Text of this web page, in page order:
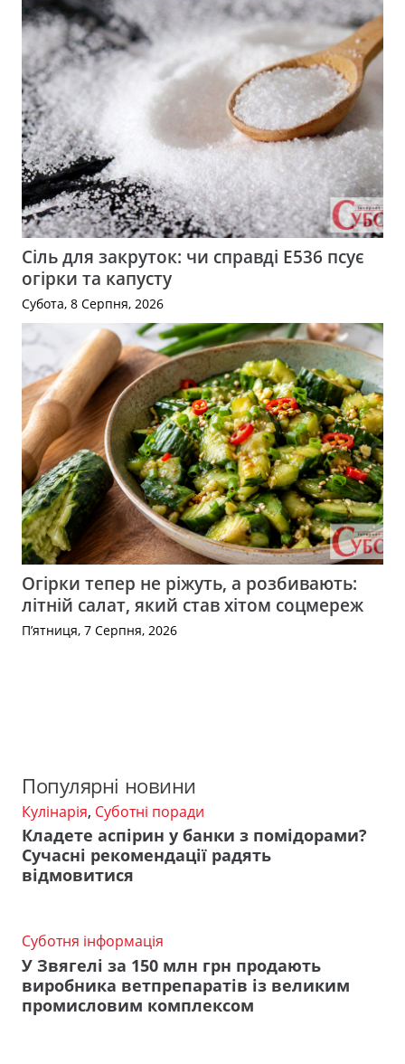
Сіль для закруток: чи справді Е536 псує
огірки та капусту
Субота, 8 Серпня, 2026
Огірки тепер не ріжуть, а розбивають:
літній салат, який став хітом соцмереж
П’ятниця, 7 Серпня, 2026
Популярні новини
Кулінарія, Суботні поради
Кладете аспірин у банки з помідорами?
Сучасні рекомендації радять
відмовитися
Суботня інформація
У Звягелі за 150 млн грн продають
виробника ветпрепаратів із великим
промисловим комплексом